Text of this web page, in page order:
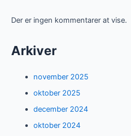
Der er ingen kommentarer at vise.
Arkiver
november 2025
oktober 2025
december 2024
oktober 2024